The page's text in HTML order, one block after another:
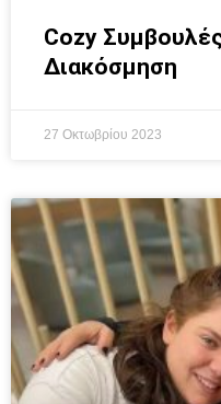
Cozy
Διακόσμηση
27 Οκτωβρίου 2023